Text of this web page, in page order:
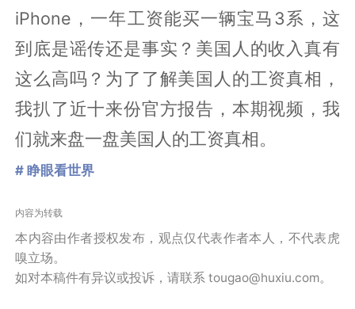
iPhone，一年工资能买一辆宝马3系，这
到底是谣传还是事实？美国人的收入真有
这么高吗？为了了解美国人的工资真相，
我扒了近十来份官方报告，本期视频，我
们就来盘一盘美国人的工资真相。
# 睁眼看世界
内容为转载
本内容由作者授权发布，观点仅代表作者本人，不代表虎
嗅立场。
如对本稿件有异议或投诉，请联系 tougao@huxiu.com。